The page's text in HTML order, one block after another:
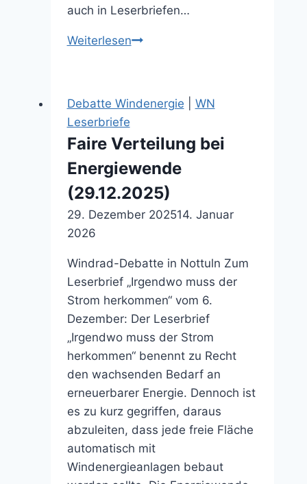
auch in Leserbriefen…
WeiterlesenGemeinsamer
mehr
Respekt
Debatte Windenergie
WN
Leserbriefe
Faire Verteilung bei
Energiewende
(29.12.2025)
29. Dezember 202514. Januar
2026
Windrad-Debatte in Nottuln Zum
Leserbrief „Irgendwo muss der
Strom herkommen“ vom 6.
Dezember: Der Leserbrief
„Irgendwo muss der Strom
herkommen“ benennt zu Recht
den wachsenden Bedarf an
erneuerbarer Energie. Dennoch ist
es zu kurz gegriffen, daraus
abzuleiten, dass jede freie Fläche
automatisch mit
Windenergieanlagen bebaut